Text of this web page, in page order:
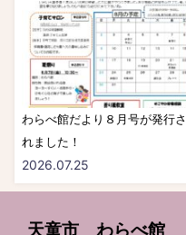
わらべ館だより８月号が発行さ
れました！
2026.07.25
天童市 わらべ館